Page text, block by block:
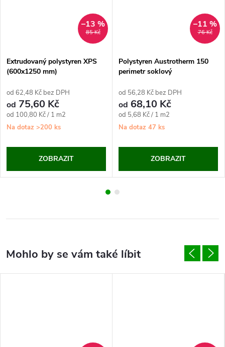
85 Kč
–13 %
Extrudovaný polystyren XPS
(600x1250 mm)
od 62,48 Kč bez DPH
od 75,60 Kč
Měrná
cena:
od 100,80 Kč / 1 m2
Na dotaz >200 ks
ZOBRAZIT
76 Kč
–11 %
Polystyren Austrotherm 150
perimetr soklový
od 56,28 Kč bez DPH
od 68,10 Kč
Měrná
cena:
od 5,68 Kč / 1 m2
Na dotaz 47 ks
ZOBRAZIT